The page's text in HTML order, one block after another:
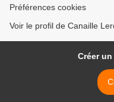
Préférences cookies
Voir le profil de Canaille
Créer